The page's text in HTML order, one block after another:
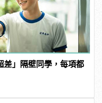
差」隔壁同學，每項都